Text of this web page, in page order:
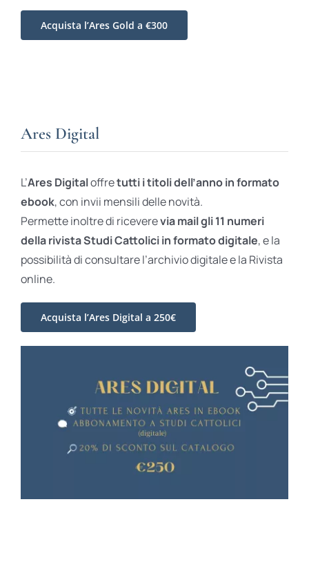
Acquista l’Ares Gold a €300
Ares Digital
L’Ares Digitaloffretutti i titoli dell’anno in formato
ebook, con invii mensili delle novità.
Permette inoltre di riceverevia mail gli 11 numeri
della rivista Studi Cattolici in formato digitale, e la
possibilità di consultare l’archivio digitale e la Rivista
online.
Acquista l’Ares Digital a 250€